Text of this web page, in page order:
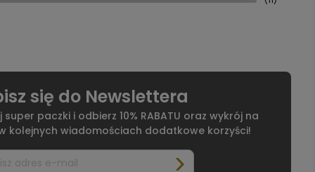
się do Newslettera
paczki i odbierz 10% RABATU oraz wykrój na
kolejnych wiadomościach dodatkowe korzyści!